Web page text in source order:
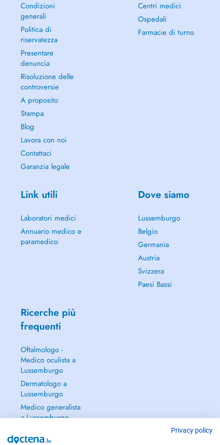
Condizioni
generali
Politica di
riservatezza
Presentare
denuncia
Risoluzione delle
controversie
A proposito
Stampa
Blog
Lavora con noi
Contattaci
Garanzia legale
Centri medici
Ospedali
Farmacie di turno
Link utili
Laboratori medici
Annuario medico e
paramedico
Dove siamo
Lussemburgo
Belgio
Germania
Austria
Svizzera
Paesi Bassi
Ricerche più
frequenti
Oftalmologo -
Medico oculista a
Lussemburgo
Dermatologo a
Lussemburgo
Medico generalista
a Lussemburgo
Lussemburgo
Privacy policy